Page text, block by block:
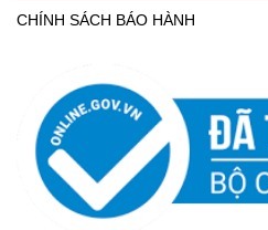
CHÍNH SÁCH BÁO HÀNH